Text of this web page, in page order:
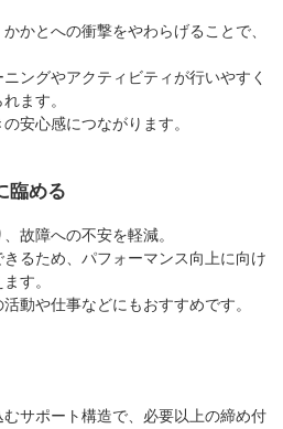
かとへの衝撃をやわらげることで、
ングやアクティビティが行いやすく
ます。
安心感につながります。
臨める
故障への不安を軽減。
るため、パフォーマンス向上に向け
す。
動や仕事などにもおすすめです。
サポート構造で、必要以上の締め付